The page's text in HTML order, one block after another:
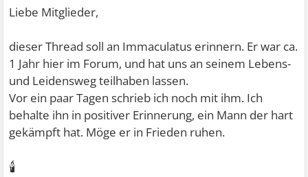
Liebe Mitglieder,
dieser Thread soll an Immaculatus erinnern. Er war ca.
1 Jahr hier im Forum, und hat uns an seinem Lebens-
und Leidensweg teilhaben lassen.
Vor ein paar Tagen schrieb ich noch mit ihm. Ich
behalte ihn in positiver Erinnerung, ein Mann der hart
gekämpft hat. Möge er in Frieden ruhen.
🕯